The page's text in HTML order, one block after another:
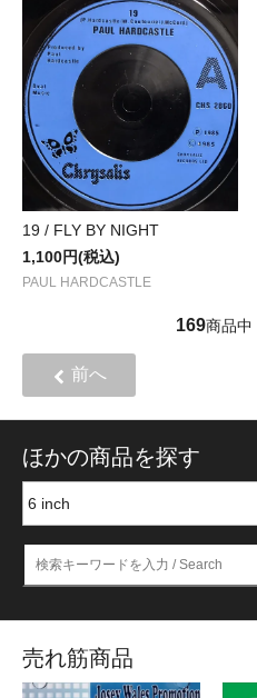
19 / FLY BY NIGHT
1,100円(税込)
PAUL HARDCASTLE
169商品中
前へ
ほかの商品を探す
売れ筋商品